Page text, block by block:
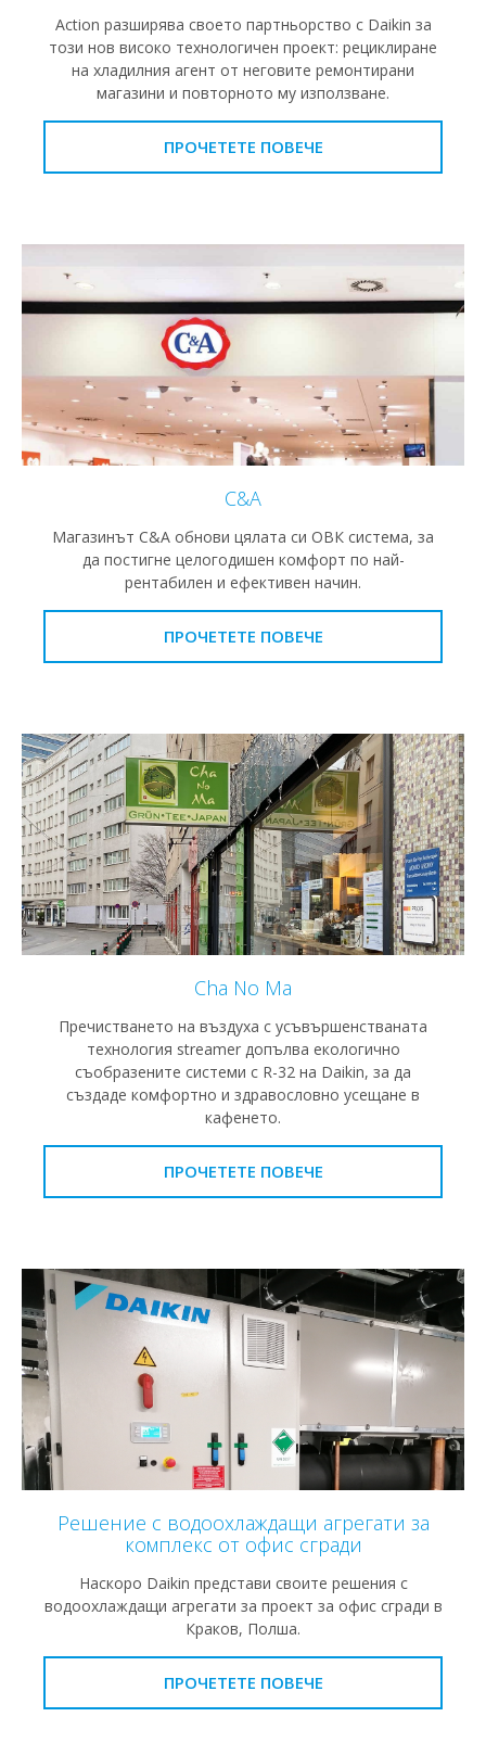
Action разширява своето партньорство с Daikin за
този нов високо технологичен проект: рециклиране
на хладилния агент от неговите ремонтирани
магазини и повторното му използване.
ПРОЧЕТЕТЕ ПОВЕЧЕ
C&A
Магазинът C&A обнови цялата си ОВК система, за
да постигне целогодишен комфорт по най-
рентабилен и ефективен начин.
ПРОЧЕТЕТЕ ПОВЕЧЕ
Cha No Ma
Пречистването на въздуха с усъвършенстваната
технология streamer допълва екологично
съобразените системи с R-32 на Daikin, за да
създаде комфортно и здравословно усещане в
кафенето.
ПРОЧЕТЕТЕ ПОВЕЧЕ
Решение с водоохлаждащи агрегати за
комплекс от офис сгради
Наскоро Daikin представи своите решения с
водоохлаждащи агрегати за проект за офис сгради в
Краков, Полша.
ПРОЧЕТЕТЕ ПОВЕЧЕ